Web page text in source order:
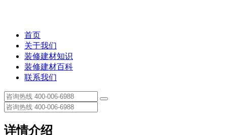
首页
关于我们
装修建材知识
装修建材百科
联系我们
详情介绍